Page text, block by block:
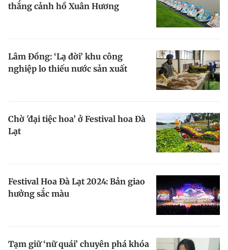
thắng cảnh hồ Xuân Hương
Lâm Đồng: ‘Lạ đời’ khu công
nghiệp lo thiếu nước sản xuất
Chờ 'đại tiệc hoa’ ở Festival hoa Đà
Lạt
Festival Hoa Đà Lạt 2024: Bản giao
hưởng sắc màu
Tạm giữ ‘nữ quái’ chuyên phá khóa